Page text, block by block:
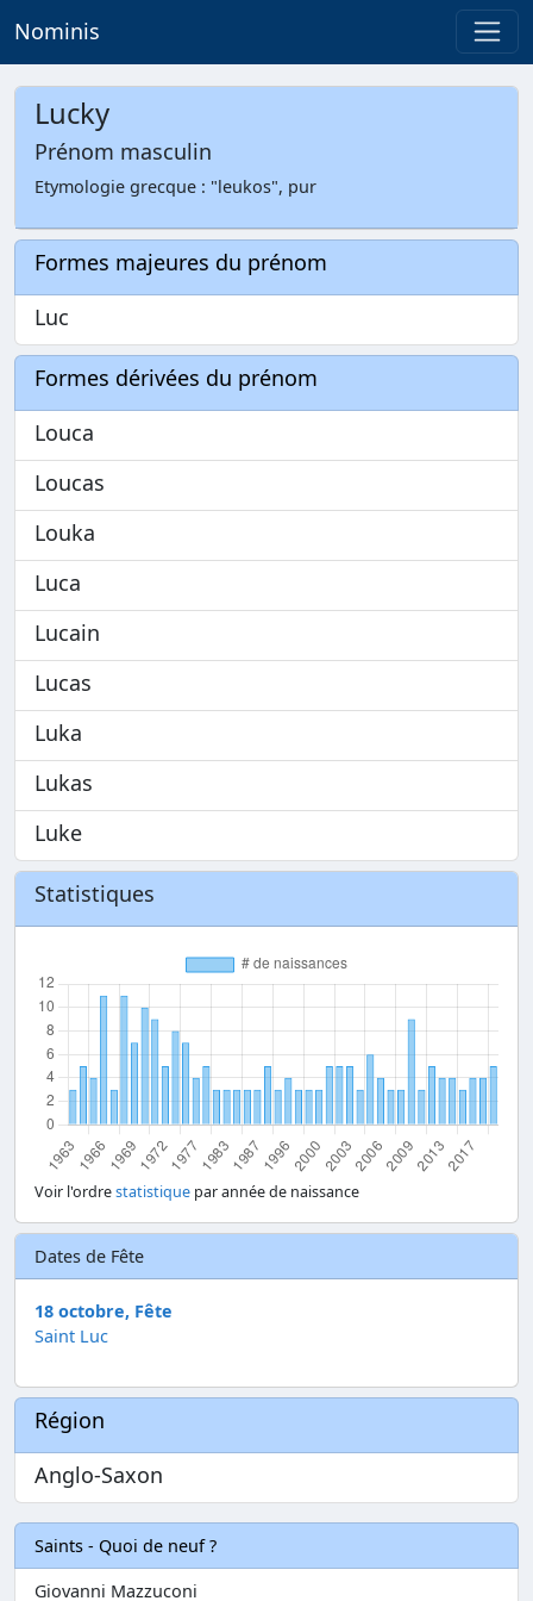
Nominis
Lucky
Prénom masculin
Etymologie grecque : "leukos", pur
Formes majeures du prénom
Luc
Formes dérivées du prénom
Louca
Loucas
Louka
Luca
Lucain
Lucas
Luka
Lukas
Luke
Statistiques
Voir l'ordrestatistique par année de naissance
Dates de Fête
18 octobre, Fête
Saint Luc
Région
Anglo-Saxon
Saints - Quoi de neuf ?
Giovanni Mazzuconi